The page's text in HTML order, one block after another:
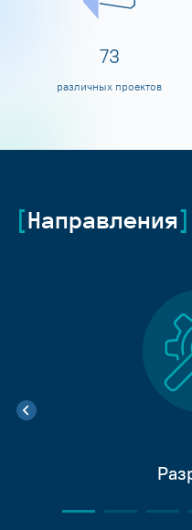
80
различных проектов
Направления